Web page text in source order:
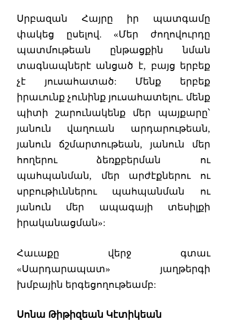
Սրբազան Հայրը իր պատգամը
փակեց ըսելով. «Մեր ժողովուրդը
պատմութեան ընթացքին նման
տագնապներէ անցած է, բայց երբեք
չէ յուսահատած: Մենք երբեք
իրաւունք չունինք յուսահատելու. մենք
պիտի շարունակենք մեր պայքարը՝
յանուն վաղուան արդարութեան,
յանուն ճշմարտութեան, յանուն մեր
հողերու ձեռքբերման ու
պահպանման, մեր արժէքներու ու
սրբութիւններու պահպանման ու
յանուն մեր ապագայի տեսիլքի
իրականացման»:
Հաւաքը վերջ գտաւ
«Սարդարապատ» յաղթերգի
խմբային երգեցողութեամբ:
Սոնա Թիթիզեան Կէտիկեան